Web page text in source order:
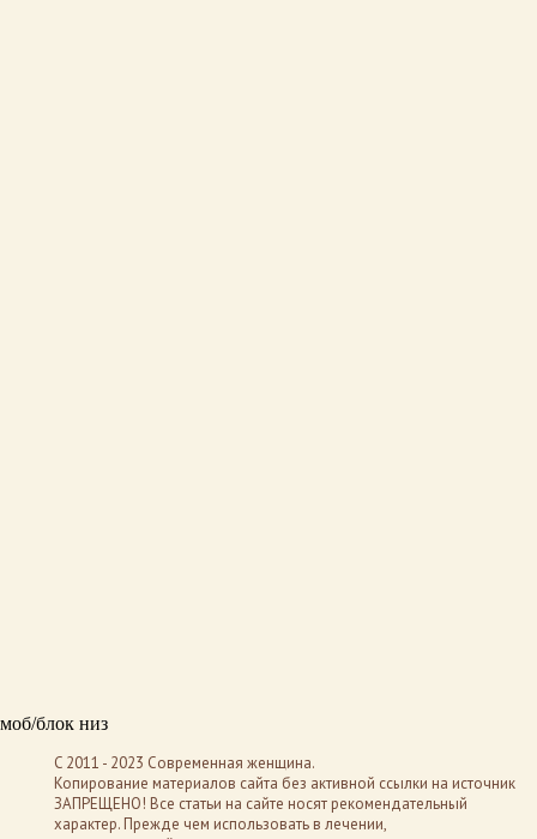
моб/блок низ
C 2011 - 2023 Современная женщина.
Копирование материалов сайта без активной ссылки на источник
ЗАПРЕЩЕНО! Все статьи на сайте носят рекомендательный
характер. Прежде чем использовать в лечении,